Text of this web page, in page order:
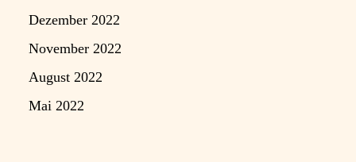
Dezember 2022
November 2022
August 2022
Mai 2022